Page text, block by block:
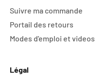
Suivre ma commande
Portail des retours
Modes d'emploi et videos
Légal